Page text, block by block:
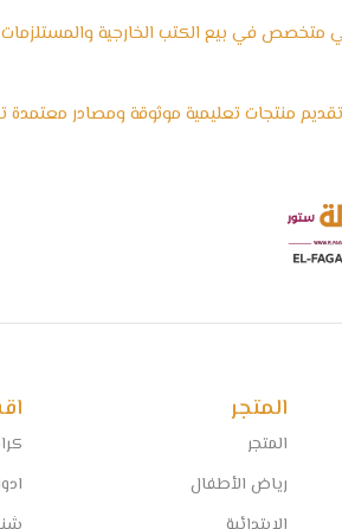
متخصص في بيع الكتب الخارجية والمستلزمات
منتجات تعليمية موثوقة ومصادر
المتجر
المتجر
رياض الأطفال